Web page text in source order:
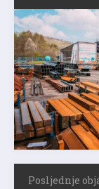
Posljednje